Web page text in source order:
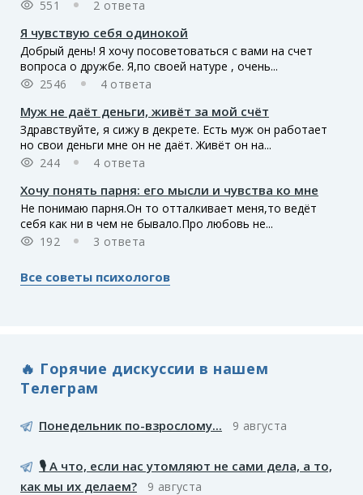
551 2 ответа
Я чувствую себя одинокой
Добрый день! Я хочу посоветоваться с вами на счет
вопроса о дружбе. Я,по своей натуре , очень...
2546
4 ответа
Муж не даёт деньги, живёт за мой счёт
Здравствуйте, я сижу в декрете. Есть муж он работает
но свои деньги мне он не даёт. Живёт он на...
244
4 ответа
Хочу понять парня: его мысли и чувства ко мне
Не понимаю парня.Он то отталкивает меня,то ведёт
себя как ни в чем не бывало.Про любовь не...
192
3 ответа
Все советы психологов
🔥 Горячие дискуссии в нашем
Телеграм
Понедельник по-взрослому... 9 августа
🎙️ А что, если нас утомляют не сами дела, а то,
как мы их делаем?
9 августа